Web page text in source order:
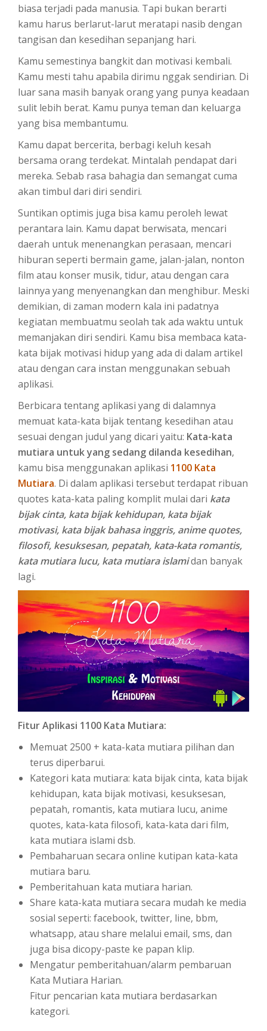
biasa terjadi pada manusia. Tapi bukan berarti
kamu harus berlarut-larut meratapi nasib dengan
tangisan dan kesedihan sepanjang hari.
Kamu semestinya bangkit dan motivasi kembali.
Kamu mesti tahu apabila dirimu nggak sendirian. Di
luar sana masih banyak orang yang punya keadaan
sulit lebih berat. Kamu punya teman dan keluarga
yang bisa membantumu.
Kamu dapat bercerita, berbagi keluh kesah
bersama orang terdekat. Mintalah pendapat dari
mereka. Sebab rasa bahagia dan semangat cuma
akan timbul dari diri sendiri.
Suntikan optimis juga bisa kamu peroleh lewat
perantara lain. Kamu dapat berwisata, mencari
daerah untuk menenangkan perasaan, mencari
hiburan seperti bermain game, jalan-jalan, nonton
film atau konser musik, tidur, atau dengan cara
lainnya yang menyenangkan dan menghibur. Meski
demikian, di zaman modern kala ini padatnya
kegiatan membuatmu seolah tak ada waktu untuk
memanjakan diri sendiri. Kamu bisa membaca kata-
kata bijak motivasi hidup yang ada di dalam artikel
atau dengan cara instan menggunakan sebuah
aplikasi.
Berbicara tentang aplikasi yang di dalamnya
memuat kata-kata bijak tentang kesedihan atau
sesuai dengan judul yang dicari yaitu: Kata-kata
mutiara untuk yang sedang dilanda kesedihan,
kamu bisa menggunakan aplikasi 1100 Kata
Mutiara. Di dalam aplikasi tersebut terdapat ribuan
quotes kata-kata paling komplit mulai dari kata
bijak cinta, kata bijak kehidupan, kata bijak
motivasi, kata bijak bahasa inggris, anime quotes,
filosofi, kesuksesan, pepatah, kata-kata romantis,
kata mutiara lucu, kata mutiara islamidan banyak
lagi.
Fitur Aplikasi 1100 Kata Mutiara:
Memuat 2500 + kata-kata mutiara pilihan dan
terus diperbarui.
Kategori kata mutiara: kata bijak cinta, kata bijak
kehidupan, kata bijak motivasi, kesuksesan,
pepatah, romantis, kata mutiara lucu, anime
quotes, kata-kata filosofi, kata-kata dari film,
kata mutiara islami dsb.
Pembaharuan secara online kutipan kata-kata
mutiara baru.
Pemberitahuan kata mutiara harian.
Share kata-kata mutiara secara mudah ke media
sosial seperti: facebook, twitter, line, bbm,
whatsapp, atau share melalui email, sms, dan
juga bisa dicopy-paste ke papan klip.
Mengatur pemberitahuan/alarm pembaruan
Kata Mutiara Harian.
Fitur pencarian kata mutiara berdasarkan
kategori.